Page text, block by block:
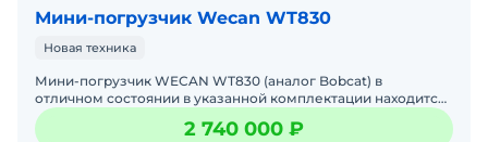
Мини-погрузчик Wecan WT830
Новая техника
Мини-погрузчик WECAN WT830 (аналог Bobcat) в
отличном состоянии в указанной комплектации находится
на складе в Москве. Двигатель без нареканий. Цена с НДС.
В на
2 740 000 ₽